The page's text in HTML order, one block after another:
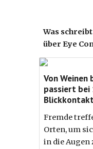
Was
über Eye
Von Weinen
passiert bei
Fremde
Orten, um
in die Augen